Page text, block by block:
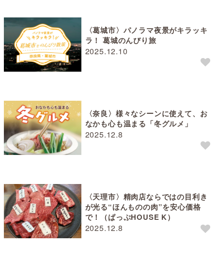
2025.12.10
〈葛城市〉パノラマ夜景がキラッキ
ラ！ 葛城のんびり旅
2025.12.8
〈奈良〉様々なシーンに使えて、お
なかも心も温まる「冬グルメ」
2025.12.8
〈天理市〉精肉店ならではの目利き
が光る“ほんものの肉”を安心価格
で！（ぱっぷHOUSE K）